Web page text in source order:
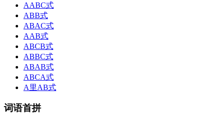
AABC式
ABB式
ABAC式
AAB式
ABCB式
ABBC式
ABAB式
ABCA式
A里AB式
词语首拼